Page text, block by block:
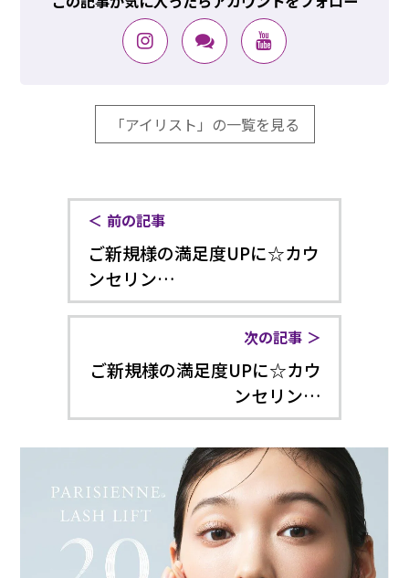
「アイリスト」の一覧を見る
前の記事
ご新規様の満足度UPに☆カウ
ンセリン…
次の記事
ご新規様の満足度UPに☆カウ
ンセリン…